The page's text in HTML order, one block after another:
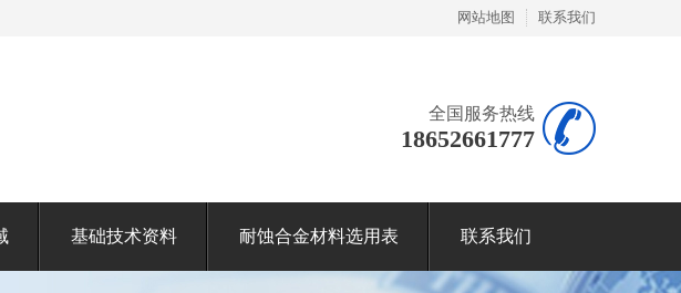
网站地图 联系我们
全国服务热线
18652661777
基础技术资料 耐蚀合金材料选用表 联系我们